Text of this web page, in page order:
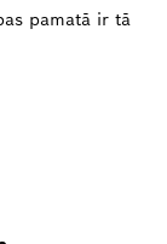
pamatā ir tā